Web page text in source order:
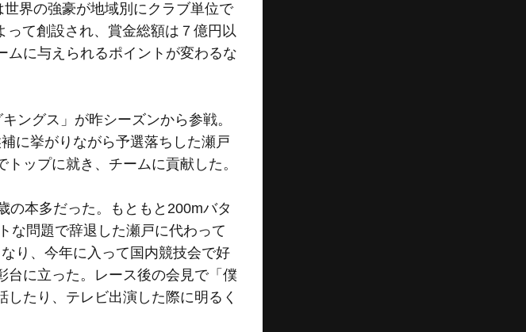
界の強豪が地域別にクラブ単位で
て創設され、賞金総額は７億円以
ムに与えられるポイントが変わるな
ングス」が昨シーズンから参戦。
に挙がりながら予選落ちした瀬戸
ップに就き、チームに貢献した。
本多だった。もともと200mバタ
な問題で辞退した瀬戸に代わって
り、今年に入って国内競技会で好
台に立った。レース後の会見で「僕
たり、テレビ出演した際に明るく